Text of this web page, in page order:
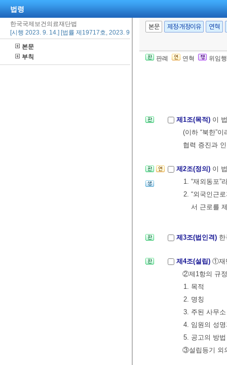
법령
한국국제보건의료재단법
[시행 2023. 9. 14.] [법률 제19717호, 2023. 9. 14., 일부개정]
본문
부칙
본문 제정·개정이유 연혁
판례 연혁 위임
제1조(목적) 이
(이하 “북한”
협력 증진과
제2조(정의) 이
1. “재외동포”
2. “외국인근
서 근로를
제3조(법인격)
제4조(설립) ①재
②제1항의 규
1. 목적
2. 명칭
3. 주된 사무소
4. 임원의 성
5. 공고의 방법
③설립등기 외